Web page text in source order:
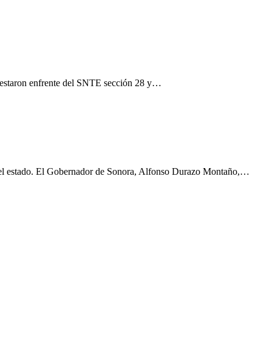
enfrente del SNTE sección 28 y…
estado. El Gobernador de Sonora, Alfonso Durazo Montaño,…